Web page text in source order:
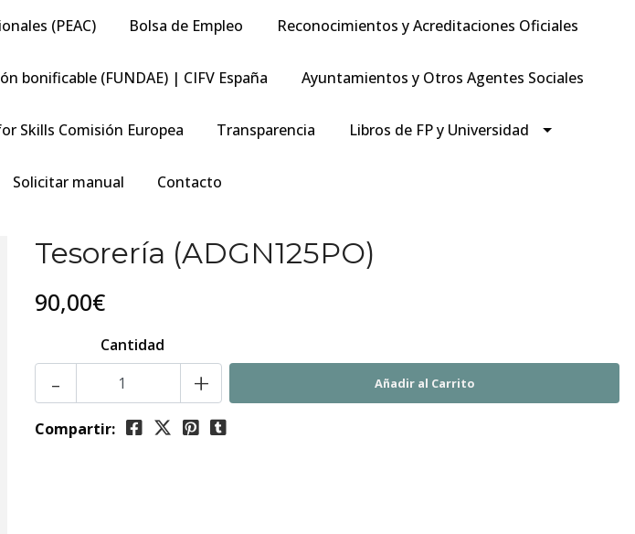
(PEAC) Bolsa de Empleo Reconocimientos y Acreditaciones Oficiales
bonificable (FUNDAE) | CIFV España Ayuntamientos y Otros Agentes Sociales
Skills Comisión Europea Transparencia Libros de FP y Universidad
Solicitar manual Contacto
Tesorería (ADGN125PO)
90,00€
Cantidad
- +
Compartir: